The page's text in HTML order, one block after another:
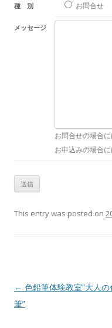
種 別 お問合せ
メッセージ
お問合せの場合に
お申込みの場合
This entry was posted on
Post navigation
← 色鉛筆体験教室“大人の
筆”